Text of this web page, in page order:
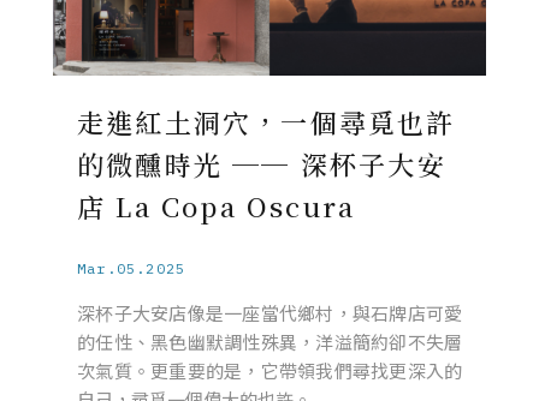
走進紅土洞穴，一個尋覓也許
的微醺時光 ── 深杯子大安
店 La Copa Oscura
Mar.05.2025
深杯子大安店像是一座當代鄉村，與石牌店可愛
的任性、黑色幽默調性殊異，洋溢簡約卻不失層
次氣質。更重要的是，它帶領我們尋找更深入的